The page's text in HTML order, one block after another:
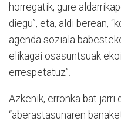
horregatik, gure
diegu”, eta, aldi berean,
agenda soziala
elikagai osasuntsuak
errespetatuz”.
Azkenik, erronka bat jarri
“aberastasunaren